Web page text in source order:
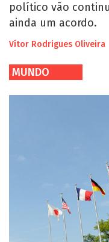
político vão
ainda um acordo.
Vítor Rodrigues Oliveira
MUNDO